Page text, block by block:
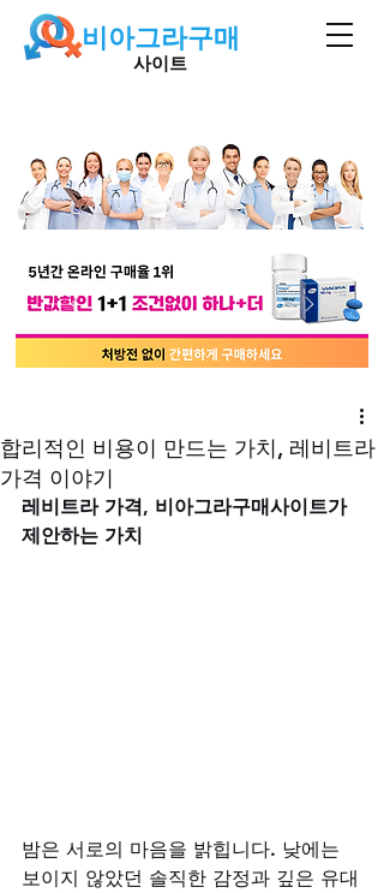
비아그라구매
사이트
합리적인 비용이 만드는 가치, 레비트라
가격 이야기
레비트라 가격, 비아그라구매사이트가
제안하는 가치
밤은 서로의 마음을 밝힙니다. 낮에는
보이지 않았던 솔직한 감정과 깊은 유대